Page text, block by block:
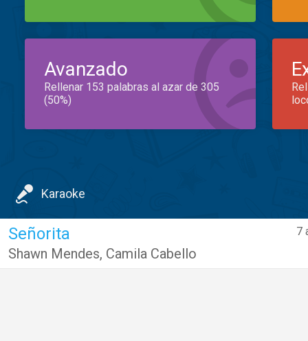
Avanzado
Rellenar 153 palabras al azar de 305
(50%)
Karaoke
7
Señorita
Shawn Mendes, Camila Cabello